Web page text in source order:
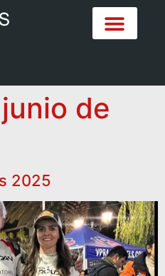
de
2025